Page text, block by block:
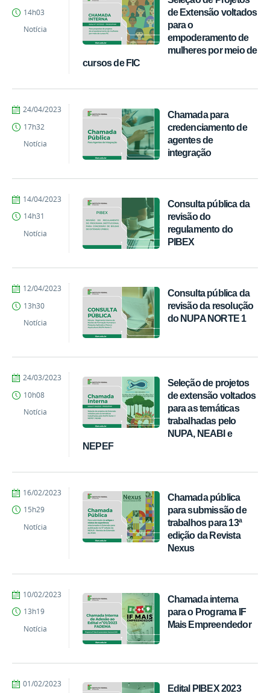
de Extensão voltados
para o
empoderamento de
mulheres por meio de
cursos de FIC
14h03
Notícia
Chamada para
credenciamento de
agentes de
integração
por
publicado
24/04/2023
17h32
Notícia
Consulta pública da
revisão do
regulamento do
PIBEX
por
publicado
14/04/2023
14h31
Notícia
Consulta pública da
revisão da resolução
do NUPA NORTE 1
por
publicado
12/04/2023
13h30
Notícia
Seleção de projetos
de extensão voltados
para as temáticas
trabalhadas pelo
NUPA, NEABI e
NEPEF
por
publicado
24/03/2023
10h08
Notícia
Chamada pública
para submissão de
trabalhos para 13ª
edição da Revista
Nexus
por
publicado
16/02/2023
15h29
Notícia
Chamada interna
para o Programa IF
Mais Empreendedor
por
publicado
10/02/2023
13h19
Notícia
Edital PIBEX 2023
por
publicado
01/02/2023